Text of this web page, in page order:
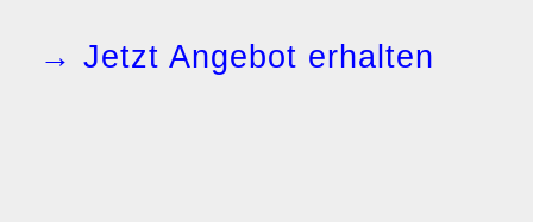
→ Jetzt Angebot erhalten